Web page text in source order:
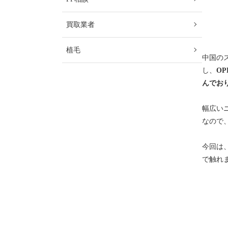
中国の
し、
んでお
幅広い
なので
今回は
で触れ
買取業者
植毛